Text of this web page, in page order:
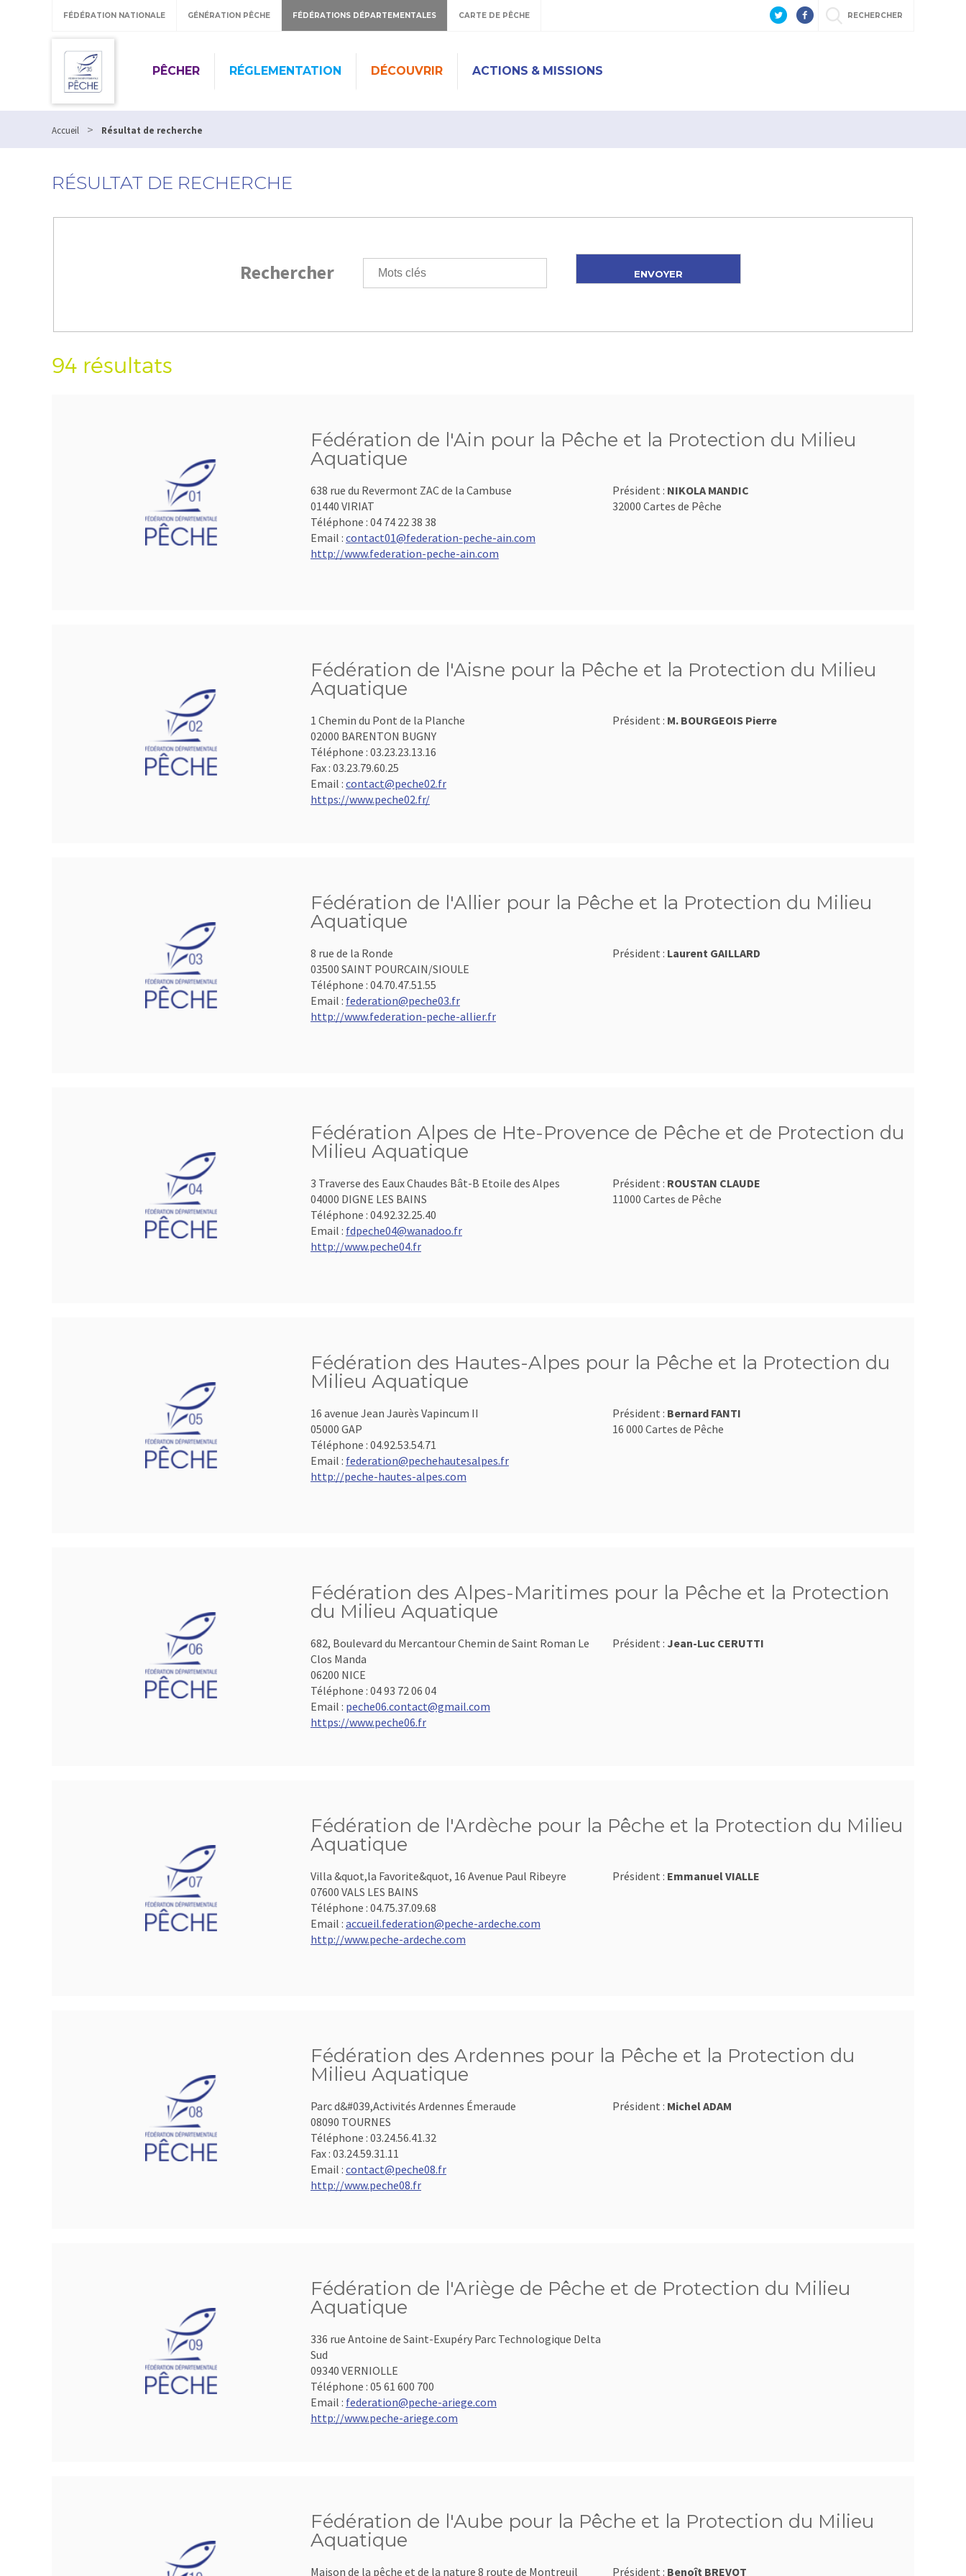
FÉDÉRATION NATIONALE GÉNÉRATION PÊCHE FÉDÉRATIONS DÉPARTEMENTALES CARTE DE PÊCHE RECHERCHER
PÊCHER RÉGLEMENTATION DÉCOUVRIR ACTIONS & MISSIONS
Accueil > Résultat de recherche
RÉSULTAT DE RECHERCHE
Rechercher
94 résultats
Fédération de l'Ain pour la Pêche et la Protection du Milieu
Aquatique
638 rue du Revermont ZAC de la Cambuse
01440 VIRIAT
Téléphone : 04 74 22 38 38
Email : contact01@federation-peche-ain.com
http://www.federation-peche-ain.com
Président : NIKOLA MANDIC
32000 Cartes de Pêche
Fédération de l'Aisne pour la Pêche et la Protection du Milieu
Aquatique
1 Chemin du Pont de la Planche
02000 BARENTON BUGNY
Téléphone : 03.23.23.13.16
Fax : 03.23.79.60.25
Email : contact@peche02.fr
https://www.peche02.fr/
Président : M. BOURGEOIS Pierre
Fédération de l'Allier pour la Pêche et la Protection du Milieu
Aquatique
8 rue de la Ronde
03500 SAINT POURCAIN/SIOULE
Téléphone : 04.70.47.51.55
Email : federation@peche03.fr
http://www.federation-peche-allier.fr
Président : Laurent GAILLARD
Fédération Alpes de Hte-Provence de Pêche et de Protection du
Milieu Aquatique
3 Traverse des Eaux Chaudes Bât-B Etoile des Alpes
04000 DIGNE LES BAINS
Téléphone : 04.92.32.25.40
Email : fdpeche04@wanadoo.fr
http://www.peche04.fr
Président : ROUSTAN CLAUDE
11000 Cartes de Pêche
Fédération des Hautes-Alpes pour la Pêche et la Protection du
Milieu Aquatique
16 avenue Jean Jaurès Vapincum II
05000 GAP
Téléphone : 04.92.53.54.71
Email : federation@pechehautesalpes.fr
http://peche-hautes-alpes.com
Président : Bernard FANTI
16 000 Cartes de Pêche
Fédération des Alpes-Maritimes pour la Pêche et la Protection
du Milieu Aquatique
682, Boulevard du Mercantour Chemin de Saint Roman Le
Clos Manda
06200 NICE
Téléphone : 04 93 72 06 04
Email : peche06.contact@gmail.com
https://www.peche06.fr
Président : Jean-Luc CERUTTI
Fédération de l'Ardèche pour la Pêche et la Protection du Milieu
Aquatique
Villa &quot,la Favorite&quot, 16 Avenue Paul Ribeyre
07600 VALS LES BAINS
Téléphone : 04.75.37.09.68
Email : accueil.federation@peche-ardeche.com
http://www.peche-ardeche.com
Président : Emmanuel VIALLE
Fédération des Ardennes pour la Pêche et la Protection du
Milieu Aquatique
Parc d&#039,Activités Ardennes Émeraude
08090 TOURNES
Téléphone : 03.24.56.41.32
Fax : 03.24.59.31.11
Email : contact@peche08.fr
http://www.peche08.fr
Président : Michel ADAM
Fédération de l'Ariège de Pêche et de Protection du Milieu
Aquatique
336 rue Antoine de Saint-Exupéry Parc Technologique Delta
Sud
09340 VERNIOLLE
Téléphone : 05 61 600 700
Email : federation@peche-ariege.com
http://www.peche-ariege.com
Fédération de l'Aube pour la Pêche et la Protection du Milieu
Aquatique
Maison de la pêche et de la nature 8 route de Montreuil Président : Benoît BREVOT